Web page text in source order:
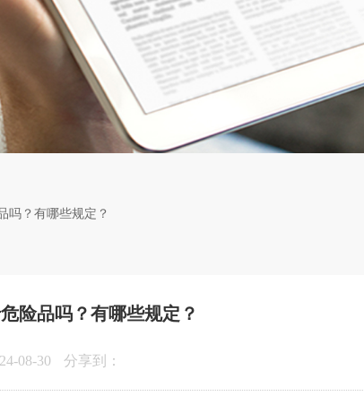
吗？有哪些规定？
险品吗？有哪些规定？
08-30 分享到：